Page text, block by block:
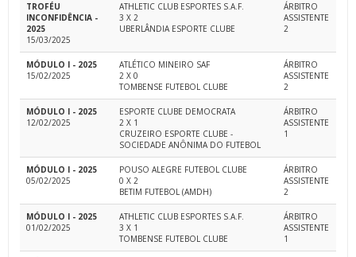
TROFÉU
INCONFIDÊNCIA -
2025
15/03/2025
ATHLETIC CLUB ESPORTES S.A.F.
3 X 2
UBERLÂNDIA ESPORTE CLUBE
ÁRBITRO
ASSISTENTE
2
MÓDULO I - 2025
15/02/2025
ATLÉTICO MINEIRO SAF
2 X 0
TOMBENSE FUTEBOL CLUBE
ÁRBITRO
ASSISTENTE
2
MÓDULO I - 2025
12/02/2025
ESPORTE CLUBE DEMOCRATA
2 X 1
CRUZEIRO ESPORTE CLUBE -
SOCIEDADE ANÔNIMA DO FUTEBOL
ÁRBITRO
ASSISTENTE
1
MÓDULO I - 2025
05/02/2025
POUSO ALEGRE FUTEBOL CLUBE
0 X 2
BETIM FUTEBOL (AMDH)
ÁRBITRO
ASSISTENTE
2
MÓDULO I - 2025
01/02/2025
ATHLETIC CLUB ESPORTES S.A.F.
3 X 1
TOMBENSE FUTEBOL CLUBE
ÁRBITRO
ASSISTENTE
1